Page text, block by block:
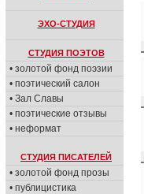
ЭХО-СТУДИЯ
СТУДИЯ ПОЭТОВ
• золотой фонд поэзии
• поэтический салон
• Зал Славы
• поэтические отзывы
• неформат
СТУДИЯ ПИСАТЕЛЕЙ
• золотой фонд прозы
• публицистика